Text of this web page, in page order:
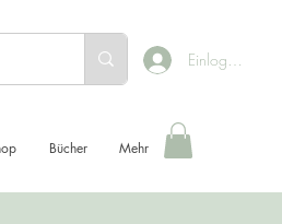
Einloggen
Bücher Mehr